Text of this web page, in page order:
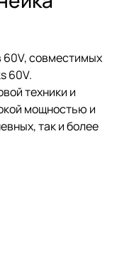
60V, совместимых
60V.
техники и
мощностью и
так и более